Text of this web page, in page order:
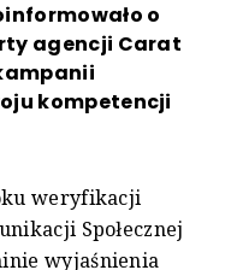
o
agencji Carat
kompetencji
weryfikacji
Społecznej
wyjaśnienia